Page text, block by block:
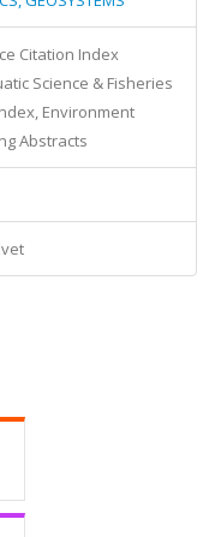
Citation Index
Science & Fisheries
Environment
Abstracts